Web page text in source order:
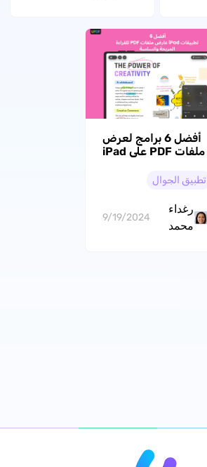
أفضل 6 برامج لعرض
ملفات PDF على iPad
تطبيق الجوال
رغداء
محمد
9/19/2024